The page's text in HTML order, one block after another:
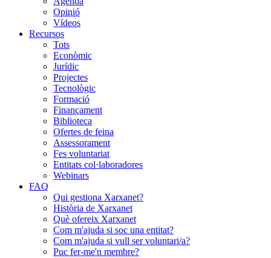
Opinió
Vídeos
Recursos
Tots
Econòmic
Jurídic
Projectes
Tecnològic
Formació
Finançament
Biblioteca
Ofertes de feina
Assessorament
Fes voluntariat
Entitats col·laboradores
Webinars
FAQ
Qui gestiona Xarxanet?
Història de Xarxanet
Què ofereix Xarxanet
Com m'ajuda si soc una entitat?
Com m'ajuda si vull ser voluntari/a?
Puc fer-me'n membre?